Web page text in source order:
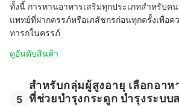
ทั้งนี้ การทานอาหารเสริมทุกประเภทสำหรับค
แพทย์ที่ฝากครรภ์หรือเภสัชกรก่อนทุกครั้งเพื่อ
ทารกในครรภ์
ดูอันดับสินค้า
5
สำหรับกลุ่มผู้สูงอายุ เลือกอาห
ที่ช่วยบำรุงกระดูก บำรุงระบบ